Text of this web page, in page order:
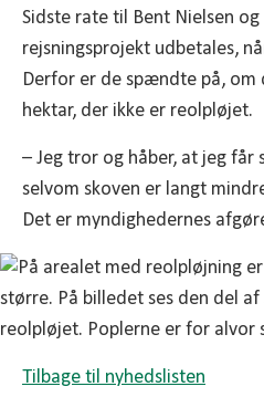
Sidste rate til Bent Nielsen
rejsningsprojekt udbetales,
Derfor er de spændte på, om
hektar, der ikke er reolpløjet.
– Jeg tror og håber, at jeg
selvom skoven er langt
Det er myndighedernes
Tilbage til nyhedslisten